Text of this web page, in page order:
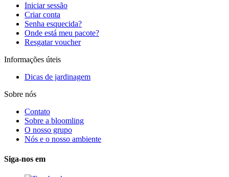
Iniciar sessão
Criar conta
Senha esquecida?
Onde está meu pacote?
Resgatar voucher
Informações úteis
Dicas de jardinagem
Sobre nós
Contato
Sobre a bloomling
O nosso grupo
Nós e o nosso ambiente
Siga-nos em